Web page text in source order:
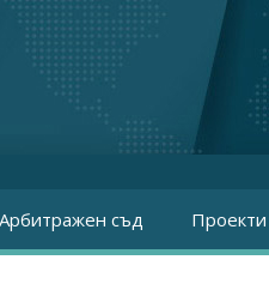
Арбитражен съд Проекти